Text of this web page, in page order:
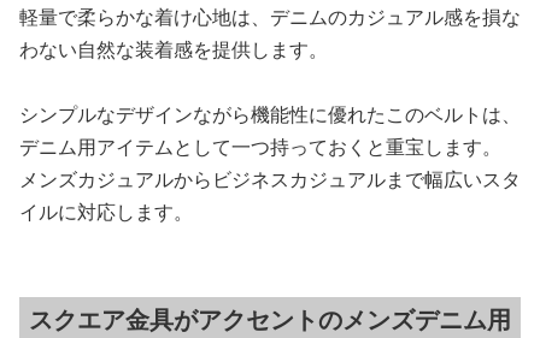
軽量で柔らかな着け心地は、デニムのカジュアル感を損な
わない自然な装着感を提供します。
シンプルなデザインながら機能性に優れたこのベルトは、
デニム用アイテムとして一つ持っておくと重宝します。
メンズカジュアルからビジネスカジュアルまで幅広いスタ
イルに対応します。
スクエア金具がアクセントのメンズデニム用